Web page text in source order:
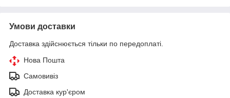
Умови доставки
Доставка здійснюється тільки по передоплаті.
Нова Пошта
Самовивіз
Доставка кур'єром